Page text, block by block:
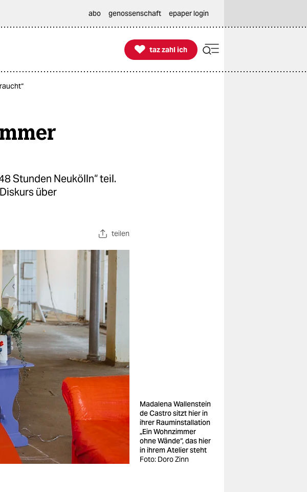
abo genossenschaft epaper login

taz zahl ich
taz zahl ich
Stunden Neukölln“ teil.
über
teilen
Madalena Wallenstein
de Castro sitzt hier in
ihrer Rauminstallation
„Ein Wohnzimmer
ohne Wände“, das hier
in ihrem Atelier steht
Foto: Doro Zinn